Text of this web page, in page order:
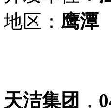
地区： 鹰潭
天洁集团 ，